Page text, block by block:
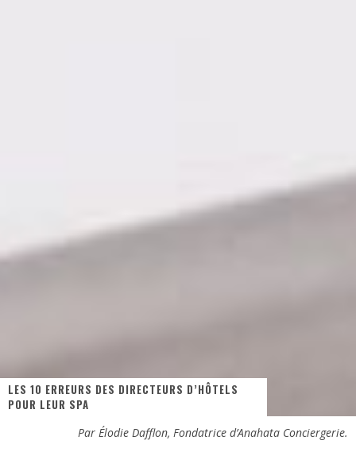
LES 10 ERREURS DES DIRECTEURS D’HÔTELS
POUR LEUR SPA
Par Élodie Dafflon, Fondatrice d’Anahata Conciergerie.